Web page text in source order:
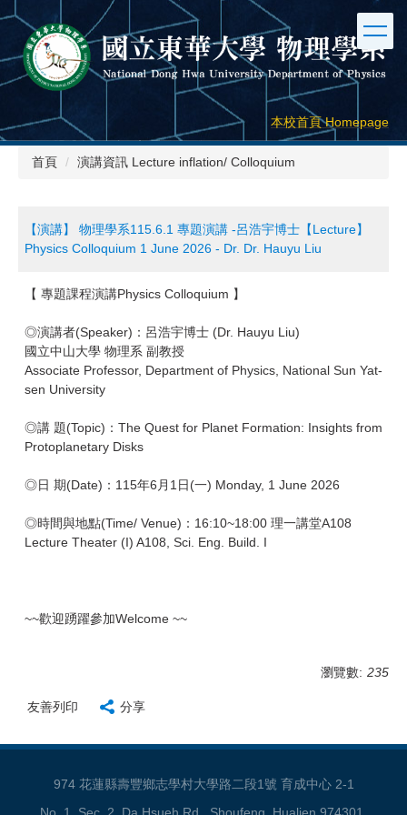
跳
要
區
本校首頁 Homepage
首頁 演講資訊 Lecture inflation/ Colloquium
【演講】 物理學系115.6.1 專題演講 -呂浩宇博士【Lecture】
Physics Colloquium 1 June 2026 - Dr. Dr. Hauyu Liu
【 專題課程演講Physics Colloquium 】
◎演講者(Speaker)：呂浩宇博士 (Dr. Hauyu Liu)
國立中山大學 物理系 副教授
Associate Professor, Department of Physics, National Sun Yat-
sen University
◎講 題(Topic)：The Quest for Planet Formation: Insights from
Protoplanetary Disks
◎日 期(Date)：115年6月1日(一) Monday, 1 June 2026
◎時間與地點(Time/ Venue)：16:10~18:00 理一講堂A108
Lecture Theater (I) A108, Sci. Eng. Build. I
~~歡迎踴躍參加Welcome ~~
瀏覽數: 235
友善列印 分享
974 花蓮縣壽豐鄉志學村大學路二段1號 育成中心 2-1
No. 1, Sec. 2, Da Hsueh Rd., Shoufeng, Hualien 974301,